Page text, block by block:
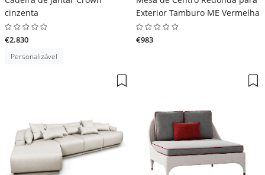
cinzenta
€2.830
Personalizável
Exterior Tamburo ME Vermelha
€983